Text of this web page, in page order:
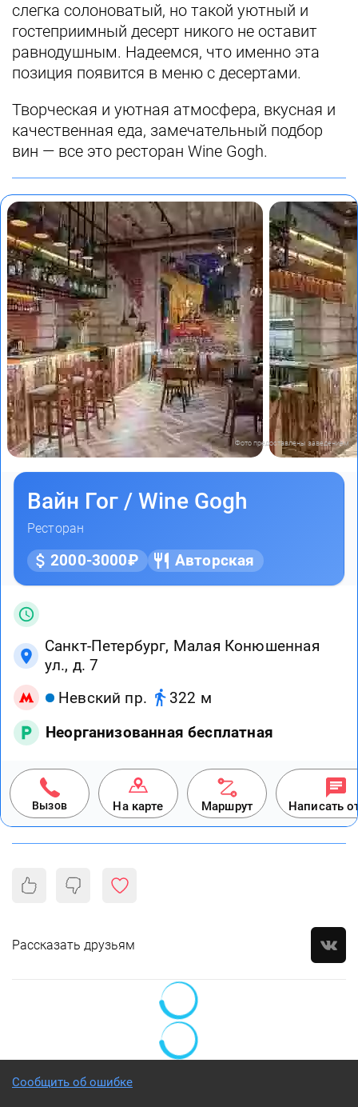
слегка солоноватый, но такой уютный и
гостеприимный десерт никого не оставит
равнодушным. Надеемся, что именно эта
позиция появится в меню с десертами.
Творческая и уютная атмосфера, вкусная и
качественная еда, замечательный подбор
вин — все это ресторан Wine Gogh.
Фото предоставлены заведением
Вайн Гог / Wine Gogh
Ресторан
2000-3000₽ Авторская
Санкт-Петербург, Малая Конюшенная
ул., д. 7
Невский пр.
322 м
Неорганизованная бесплатная
Вызов На карте Маршрут Написать
Рассказать друзьям
Сообщить об ошибке